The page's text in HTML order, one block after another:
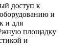
доступ к
и
и для
площадку
и